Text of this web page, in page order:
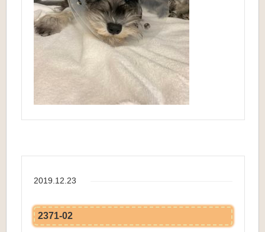
2019.12.23
2371-02